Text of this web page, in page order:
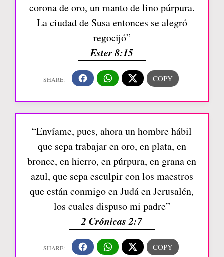
corona de oro, un manto de lino púrpura.
La ciudad de Susa entonces se alegró
regocijó”
Ester 8:15
“Envíame, pues, ahora un hombre hábil
que sepa trabajar en oro, en plata, en
bronce, en hierro, en púrpura, en grana en
azul, que sepa esculpir con los maestros
que están conmigo en Judá en Jerusalén,
los cuales dispuso mi padre”
2 Crónicas 2:7